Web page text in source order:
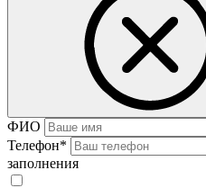
ФИО
Телефон*
заполнения